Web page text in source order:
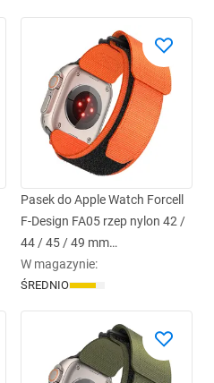
Pasek do Apple Watch Forcell
F-Design FA05 rzep nylon 42 /
44 / 45 / 49 mm
pomarańczowy
W magazynie:
ŚREDNIO